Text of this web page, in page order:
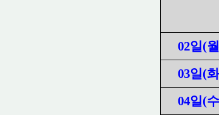
02일(월
03일(화
04일(수